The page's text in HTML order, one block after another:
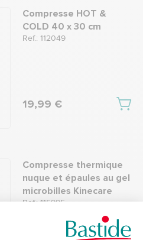
Compresse HOT &
COLD 40 x 30 cm
Ref.: 112049
19,99 €
Compresse thermique
nuque et épaules au gel
microbilles Kinecare
Ref.: 115995
/5 - 5avis